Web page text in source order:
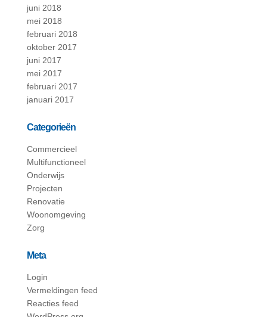
juni 2018
mei 2018
februari 2018
oktober 2017
juni 2017
mei 2017
februari 2017
januari 2017
Categorieën
Commercieel
Multifunctioneel
Onderwijs
Projecten
Renovatie
Woonomgeving
Zorg
Meta
Login
Vermeldingen feed
Reacties feed